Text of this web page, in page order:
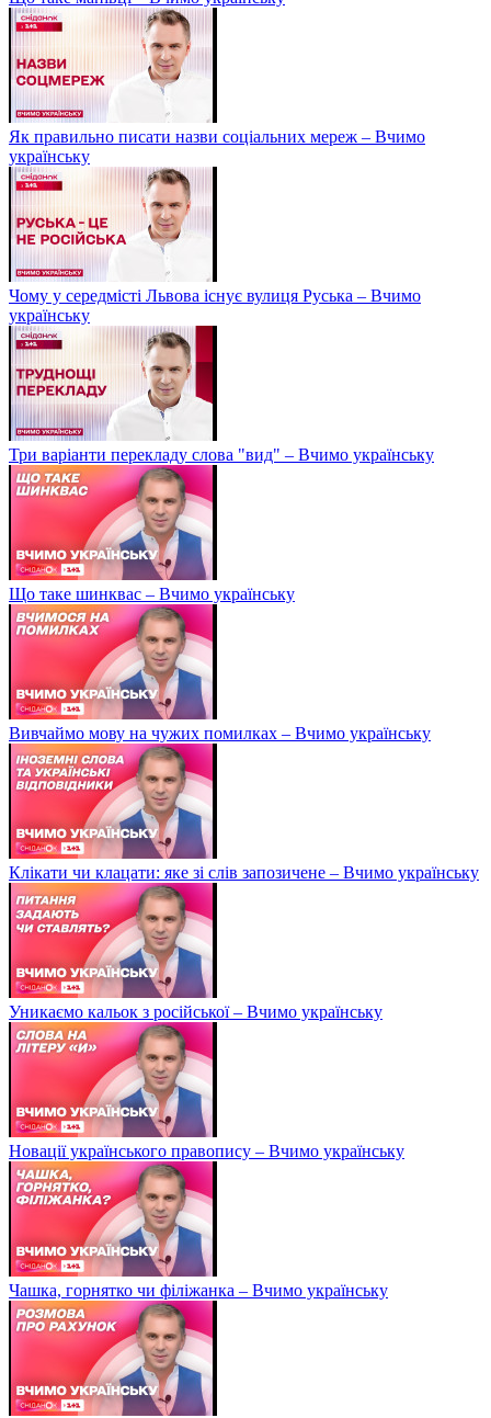
Як правильно писати назви соціальних мереж – Вчимо
українську
Чому у середмісті Львова існує вулиця Руська – Вчимо
українську
Три варіанти перекладу слова "вид" – Вчимо українську
Що таке шинквас – Вчимо українську
Вивчаймо мову на чужих помилках – Вчимо українську
Клікати чи клацати: яке зі слів запозичене – Вчимо українську
Уникаємо кальок з російської – Вчимо українську
Новації українського правопису – Вчимо українську
Чашка, горнятко чи філіжанка – Вчимо українську